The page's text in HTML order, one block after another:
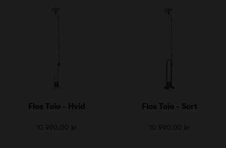
Flos Toio - Hvid
10 990,00 kr
Flos Toio - Sort
10 990,00 kr